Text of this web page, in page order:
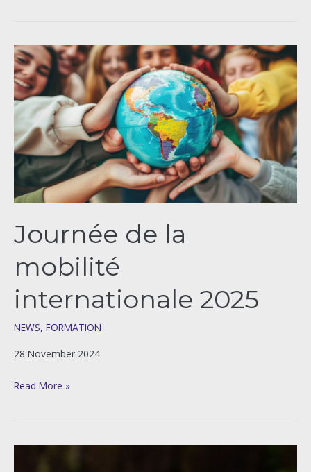
Journée de la
mobilité
internationale 2025
NEWS, FORMATION
28 November 2024
Journée
de
la
mobilité
internationale
2025
Read More »